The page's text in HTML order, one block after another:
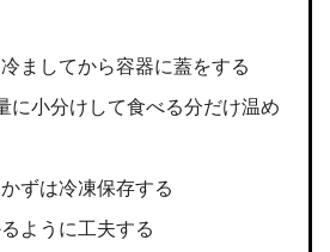
ましてから容器に蓋をする
に小分けして食べる分だけ温め
ずは冷凍保存する
ように工夫する